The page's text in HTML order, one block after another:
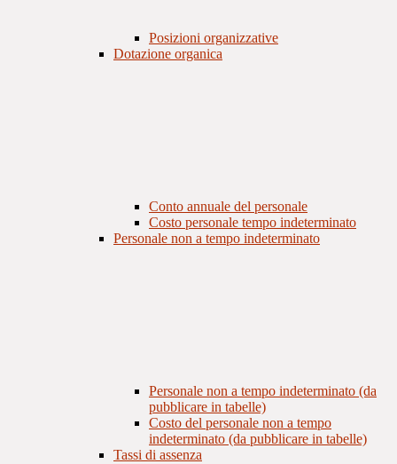
Posizioni organizzative
Dotazione organica
Conto annuale del personale
Costo personale tempo indeterminato
Personale non a tempo indeterminato
Personale non a tempo indeterminato (da
pubblicare in tabelle)
Costo del personale non a tempo
indeterminato (da pubblicare in tabelle)
Tassi di assenza